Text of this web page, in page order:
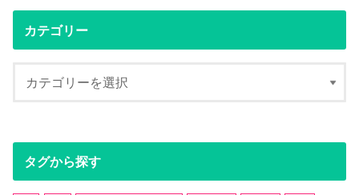
カテゴリー
タグから探す